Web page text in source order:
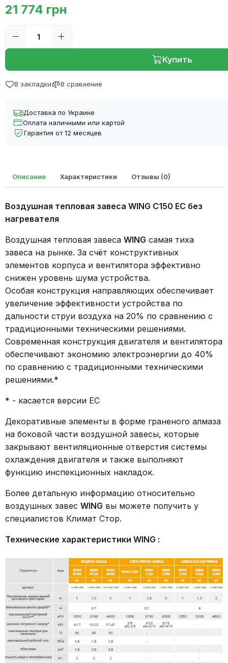
21 774 грн
Купить
В закладки В сравнение
Доставка по Украине
Оплата наличными или картой
Гарантия от 12 месяцев
Описание Характеристики Отзывы (0)
Воздушная тепловая завеса WING C150 EC без
нагревателя
Воздушная тепловая завеса WING самая тиха
завеса на рынке. За счёт конструктивных
элементов корпуса и вентилятора эффективно
снижен уровень шума устройства.
Особая конструкция направляющих обеспечивает
увеличение эффективности устройства по
дальности струи воздуха на 20% по сравнению с
традиционными техническими решениями.
Современная конструкция двигателя и вентилятора
обеспечивают экономию электроэнергии до 40%
по сравнению с традиционными техническими
решениями.*
* - касается версии EC
Декоративные элементы в форме граненого алмаза
на боковой части воздушной завесы, которые
закрывают вентиляционные отверстия системы
охлаждения двигателя и также выполняют
функцию инспекционных накладок.
Более детальную информацию относительно
воздушных завес WING вы можете получить у
специалистов Климат Стор.
Технические характеристики WING :